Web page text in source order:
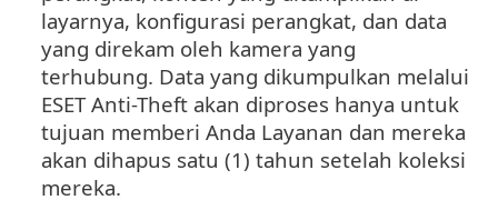
layarnya, konfigurasi perangkat, dan data
yang direkam oleh kamera yang
terhubung. Data yang dikumpulkan melalui
ESET Anti-Theft akan diproses hanya untuk
tujuan memberi Anda Layanan dan mereka
akan dihapus satu (1) tahun setelah koleksi
mereka.